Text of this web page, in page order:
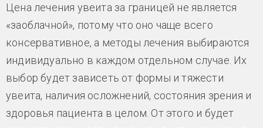
Цена лечения увеита за границей не является
«заоблачной», потому что оно чаще всего
консервативное, а методы лечения выбираются
индивидуально в каждом отдельном случае. Их
выбор будет зависеть от формы и тяжести
увеита, наличия осложнений, состояния зрения и
здоровья пациента в целом. От этого и будет